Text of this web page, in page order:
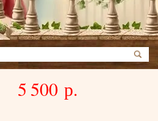
5 500 р.